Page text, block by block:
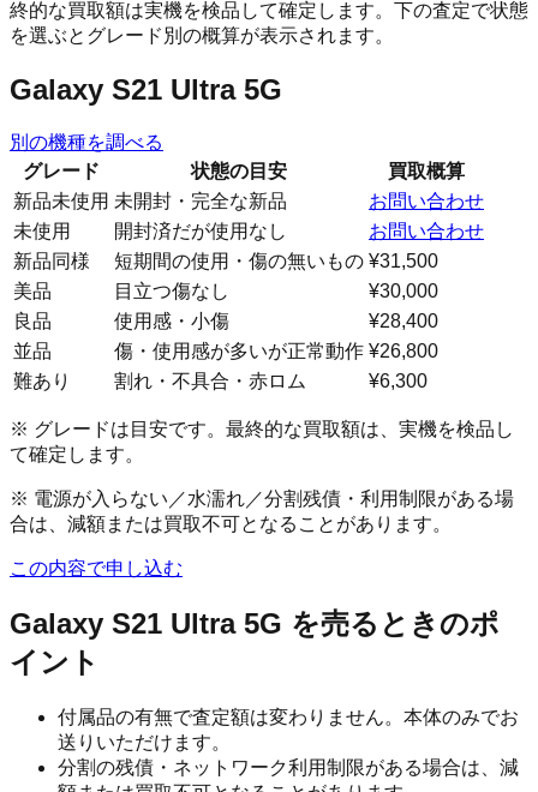
終的な買取額は実機を検品して確定します。下の査定で状態
を選ぶとグレード別の概算が表示されます。
Galaxy S21 Ultra 5G
別の機種を調べる
グレード
状態の目安
買取概算
新品未使用 未開封・完全な新品
お問い合わせ
未使用
開封済だが使用なし
お問い合わせ
新品同様
短期間の使用・傷の無いもの ¥31,500
美品
目立つ傷なし
¥30,000
良品
使用感・小傷
¥28,400
並品
傷・使用感が多いが正常動作 ¥26,800
難あり
割れ・不具合・赤ロム ¥6,300
※ グレードは目安です。最終的な買取額は、実機を検品し
て確定します。
※ 電源が入らない／水濡れ／分割残債・利用制限がある場
合は、減額または買取不可となることがあります。
この内容で申し込む
Galaxy S21 Ultra 5G を売るときのポ
イント
付属品の有無で査定額は変わりません。本体のみでお
送りいただけます。
分割の残債・ネットワーク利用制限がある場合は、減